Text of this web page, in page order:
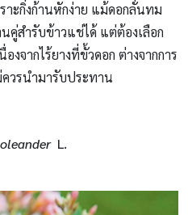
ะกิ่งก้านหักง่าย แม้ดอกลั่นทม
สำรับข้าวแช่ได้ แต่ต้องเลือก
งจากไร้ยางที่ขั้วดอก ต่างจากการ
วรนำมารับประทาน
L.